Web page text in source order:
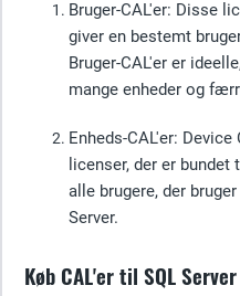
Bruger-CAL'er: Disse
giver en bestemt
Bruger-CAL'er er
mange enheder og
Enheds-CAL'er: Device
licenser, der er
alle brugere, der
Server.
Køb CAL'er til SQL